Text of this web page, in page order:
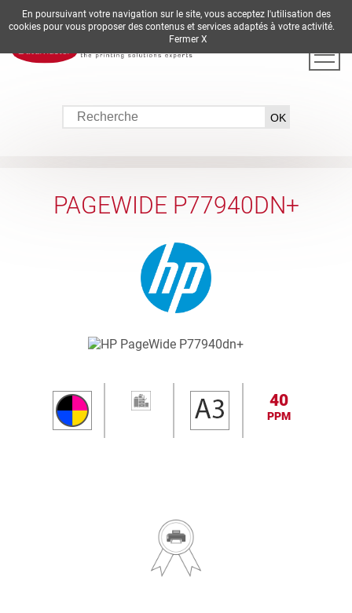
DE EN ES FR IT
PAGEWIDE P77940DN+
40
PPM
En poursuivant votre navigation sur le site, vous acceptez l'utilisation des
cookies pour vous proposer des contenus et services adaptés à votre activité.
Fermer X